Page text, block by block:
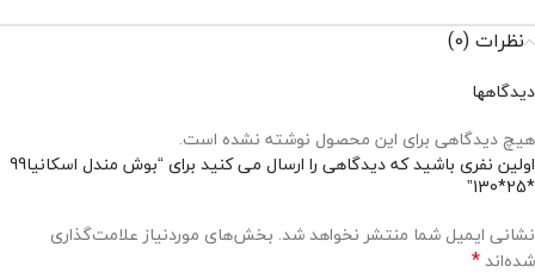
نظرات (0)
دیدگاهها
هیچ دیدگاهی برای این محصول نوشته نشده است.
اولین نفری باشید که دیدگاهی را ارسال می کنید برای “بوش مندل اسکانیا99
*25*130”
نشانی ایمیل شما منتشر نخواهد شد. بخش‌های موردنیاز علامت‌گذاری
شده‌اند*